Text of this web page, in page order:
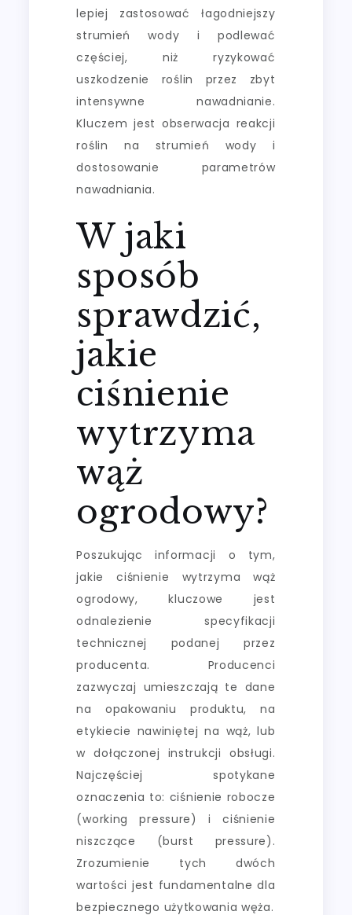
lepiej zastosować łagodniejszy
strumień wody i podlewać
częściej, niż ryzykować
uszkodzenie roślin przez zbyt
intensywne nawadnianie.
Kluczem jest obserwacja reakcji
roślin na strumień wody i
dostosowanie parametrów
nawadniania.
W jaki
sposób
sprawdzić,
jakie
ciśnienie
wytrzyma
wąż
ogrodowy?
Poszukując informacji o tym,
jakie ciśnienie wytrzyma wąż
ogrodowy, kluczowe jest
odnalezienie specyfikacji
technicznej podanej przez
producenta. Producenci
zazwyczaj umieszczają te dane
na opakowaniu produktu, na
etykiecie nawiniętej na wąż, lub
w dołączonej instrukcji obsługi.
Najczęściej spotykane
oznaczenia to: ciśnienie robocze
(working pressure) i ciśnienie
niszczące (burst pressure).
Zrozumienie tych dwóch
wartości jest fundamentalne dla
bezpiecznego użytkowania węża.